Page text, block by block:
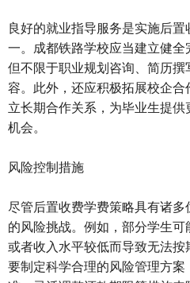
良好的就业指导服务是实施后
一。成都铁路学校应当建立健
但不限于职业规划咨询、简历
容。此外，还应积极拓展校企
立长期合作关系，为毕业生提
机会。
风险控制措施
尽管后置收费学费策略具有诸
的风险挑战。例如，部分学生
或者收入水平较低而导致无法
要制定科学合理的风险管理方